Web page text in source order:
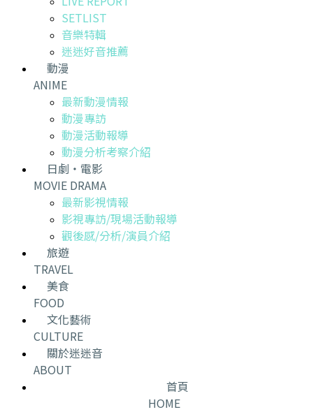
SETLIST
音樂特輯
迷迷好音推薦
動漫
ANIME
最新動漫情報
動漫專訪
動漫活動報導
動漫分析考察介紹
日劇・電影
MOVIE DRAMA
最新影視情報
影視專訪/現場活動報導
觀後感/分析/演員介紹
旅遊
TRAVEL
美食
FOOD
文化藝術
CULTURE
關於迷迷音
ABOUT
首頁
HOME